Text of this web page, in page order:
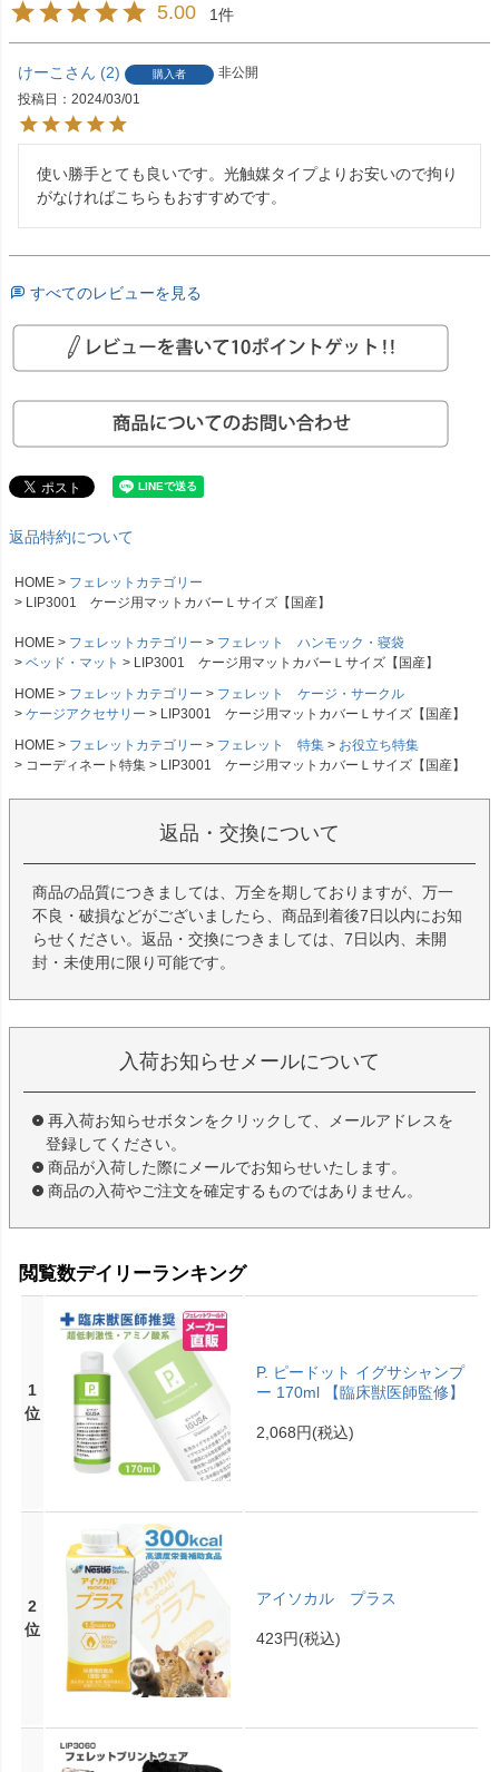
5.00 1
けーこ 2 購入者
非公開
投稿日
2024/03/01
使い勝手とても良いです。光触媒タイプよりお安いので拘り
がなければこちらもおすすめです。
すべてのレビューを見る
返品特約について
HOME
フェレットカテゴリー
LIP3001 ケージ用マットカバーＬサイズ【国産】
HOME フェレットカテゴリー
フェレット ハンモック・寝袋
ベッド・マット
LIP3001 ケージ用マットカバーＬサイズ【国産】
HOME
フェレットカテゴリー
フェレット ケージ・サークル
ケージアクセサリー
LIP3001 ケージ用マットカバーＬサイズ【国産】
HOME
フェレットカテゴリー フェレット 特集
お役立ち特集
コーディネート特集
LIP3001 ケージ用マットカバーＬサイズ【国産】
返品・交換について
商品の品質につきましては、万全を期しておりますが、万一
不良・破損などがございましたら、商品到着後7日以内にお知
らせください。返品・交換につきましては、7日以内、未開
封・未使用に限り可能です。
入荷お知らせメールについて
再入荷お知らせボタンをクリックして、メールアドレスを
登録してください。
商品が入荷した際にメールでお知らせいたします。
商品の入荷やご注文を確定するものではありません。
閲覧数デイリーランキング
1
位
P. ピードット イグサシャンプ
ー 170ml 【臨床獣医師監修】
2,068円(税込)
2
位
アイソカル プラス
423円(税込)